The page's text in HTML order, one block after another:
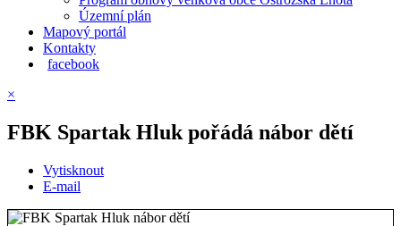
Územní plán
Mapový portál
Kontakty
facebook
×
FBK Spartak Hluk pořádá nábor dětí
Vytisknout
E-mail